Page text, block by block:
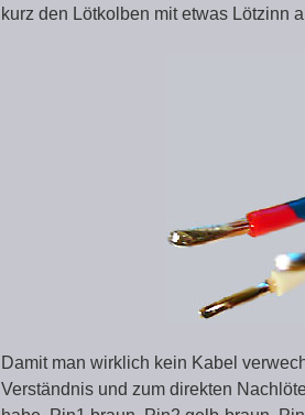
kurz den Lötkolben mit etwas Lötzinn
Damit man wirklich kein Kabel
Verständnis und zum direkten